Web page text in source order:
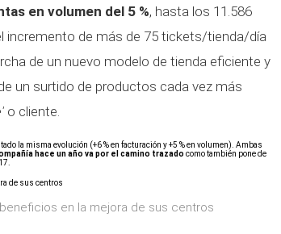
en volumen del 5 %, hasta los 11.586
incremento de más de 75 tickets/tienda/día
de un nuevo modelo de tienda eficiente y
un surtido de productos cada vez más
o cliente.
la misma evolución (+6 % en facturación y +5 % en volumen). Ambas
hace un año va por el camino trazado como también pone de
en la mejora de sus centros